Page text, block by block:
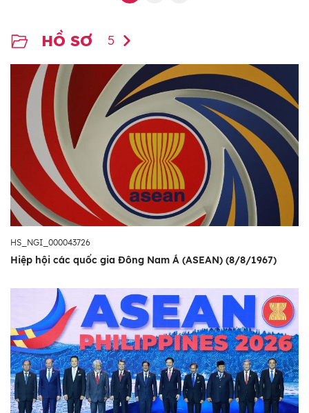
HỒ SƠ 5
HS_NGI_000043726
Hiệp hội các quốc gia Đông Nam Á (ASEAN) (8/8/1967)